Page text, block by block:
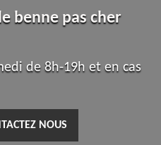
benne pas cher
de 8h-19h et en cas
NOUS